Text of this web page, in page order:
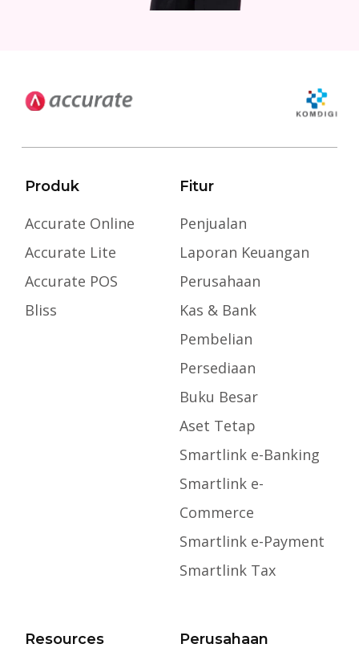
Produk
Accurate Online
Accurate Lite
Accurate POS
Bliss
Fitur
Penjualan
Laporan Keuangan
Perusahaan
Kas & Bank
Pembelian
Persediaan
Buku Besar
Aset Tetap
Smartlink e-Banking
Smartlink e-
Commerce
Smartlink e-Payment
Smartlink Tax
Resources Perusahaan